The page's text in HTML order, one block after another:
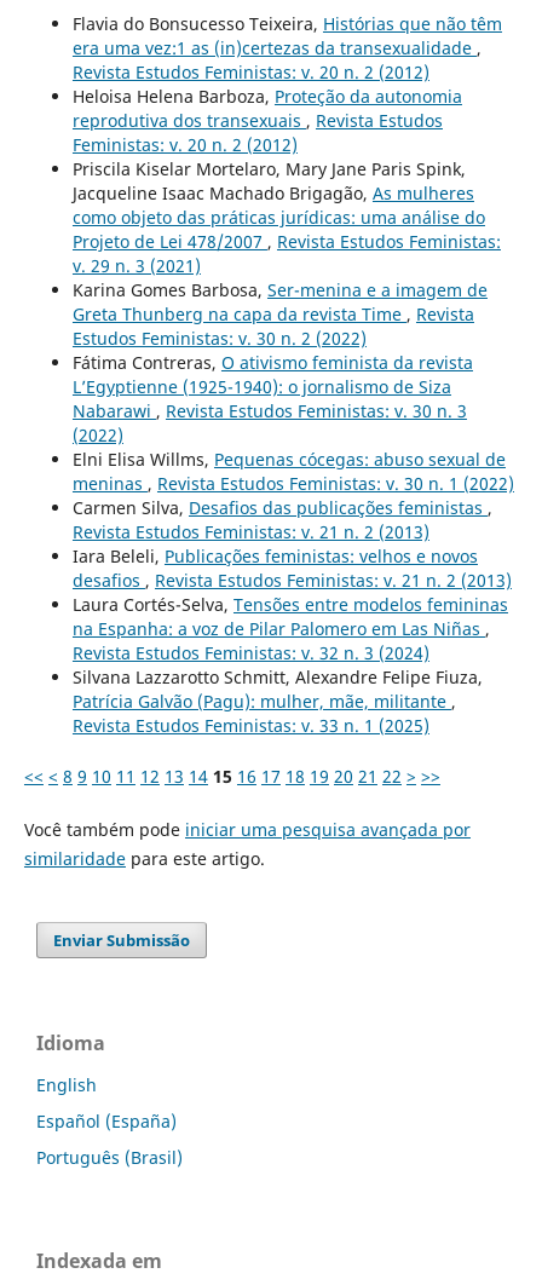
Flavia do Bonsucesso Teixeira, Histórias que não têm
era uma vez:1 as (in)certezas da transexualidade ,
Revista Estudos Feministas: v. 20 n. 2 (2012)
Heloisa Helena Barboza, Proteção da autonomia
reprodutiva dos transexuais , Revista Estudos
Feministas: v. 20 n. 2 (2012)
Priscila Kiselar Mortelaro, Mary Jane Paris Spink,
Jacqueline Isaac Machado Brigagão, As mulheres
como objeto das práticas jurídicas: uma análise do
Projeto de Lei 478/2007 , Revista Estudos Feministas:
v. 29 n. 3 (2021)
Karina Gomes Barbosa, Ser-menina e a imagem de
Greta Thunberg na capa da revista Time , Revista
Estudos Feministas: v. 30 n. 2 (2022)
Fátima Contreras, O ativismo feminista da revista
L’Egyptienne (1925-1940): o jornalismo de Siza
Nabarawi , Revista Estudos Feministas: v. 30 n. 3
(2022)
Elni Elisa Willms, Pequenas cócegas: abuso sexual de
meninas , Revista Estudos Feministas: v. 30 n. 1 (2022)
Carmen Silva, Desafios das publicações feministas ,
Revista Estudos Feministas: v. 21 n. 2 (2013)
Iara Beleli, Publicações feministas: velhos e novos
desafios , Revista Estudos Feministas: v. 21 n. 2 (2013)
Laura Cortés-Selva, Tensões entre modelos femininas
na Espanha: a voz de Pilar Palomero em Las Niñas ,
Revista Estudos Feministas: v. 32 n. 3 (2024)
Silvana Lazzarotto Schmitt, Alexandre Felipe Fiuza,
Patrícia Galvão (Pagu): mulher, mãe, militante ,
Revista Estudos Feministas: v. 33 n. 1 (2025)
<< < 8 9 10 11 12 13 14 15 16 17 18 19 20 21 22 > >>
Você também pode iniciar uma pesquisa avançada por
similaridadepara este artigo.
Enviar Submissão
Idioma
English
Español (España)
Português (Brasil)
Indexada em